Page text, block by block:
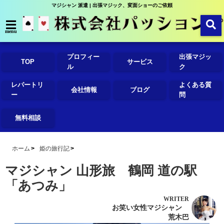
マジシャン 派遣 | 出張マジック、変面ショーのご依頼
menu
TOP
プロフィー
ル
サービス
出張マジッ
ク
レパートリ
ー
会社情報 ブログ
よくある質
問
無料相談
ホーム 姫の旅行記
マジシャン 山形旅 鶴岡 道の駅
「あつみ」
WRITER
お笑い女性マジシャン
荒木巴